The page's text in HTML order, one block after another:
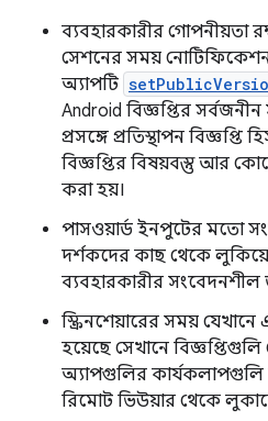
ব্যবহারকারীর গোপনীয়তা
সেশনের সময়
অ্যাপটি
Android বিজ্ঞপ্তির
প্রসঙ্গে প্রতিস্থাপন
বিজ্ঞপ্তির বিষয়বস্তু আর
করা হয়।
পাসওয়ার্ড ইনপুটের মতো
দর্শকদের কাছ থেকে লুকিয়ে
ব্যবহারকারীর সংবেদনশীল
স্ক্রিনশেয়ারের সময়
হয়েছে সেখানে
অ্যাপগুলির কার্যকলাপগুলি
রিমোট ভিউয়ার থেকে